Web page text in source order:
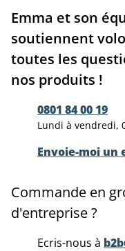
Emma et son
soutiennent
toutes les
nos produits !
0801 84 00 19
Lundi à vendredi,
Envoie-moi un
Commande en
d'entreprise ?
Ecris-nous à